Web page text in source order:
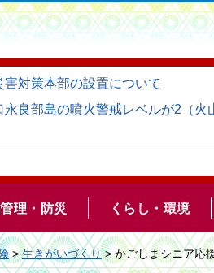
害対策本部の設置について
永良部島の噴火警戒レベルが2（
理・防災 くらし・環境
>生きがいづくり> かごしまシニア応